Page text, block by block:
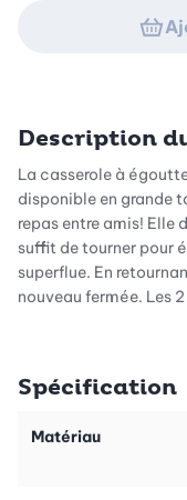
Description
La casserole à
disponible en grande
repas entre amis! Elle
suffit de tourner pour
superflue. En
nouveau fermée. Les
Spécification
Matériau